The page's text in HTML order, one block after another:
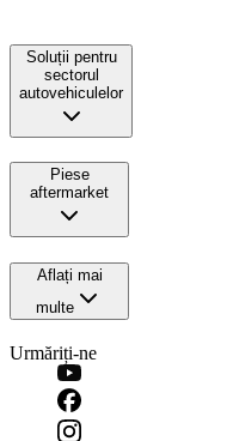
Soluții pentru
sectorul
autovehiculelor
Piese
aftermarket
Aflați mai
multe
Urmăriți-ne